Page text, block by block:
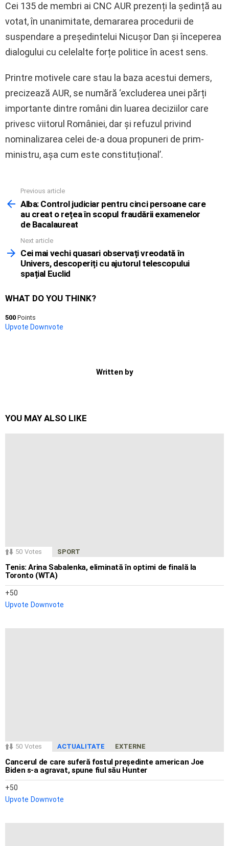
Cei 135 de membri ai CNC AUR prezenți la ședință au
votat, în unanimitate, demararea procedurii de
suspendare a președintelui Nicușor Dan și începerea
dialogului cu celelalte forțe politice în acest sens.
Printre motivele care stau la baza acestui demers,
precizează AUR, se numără ‘excluderea unei părți
importante dintre români din luarea deciziilor care
privesc viitorul României, dar și refuzul privind
nominalizarea celei de-a doua propuneri de prim-
ministru, așa cum este constituțional’.
more
Previous article
Alba: Control judiciar pentru cinci persoane care
au creat o rețea în scopul fraudării examenelor
de Bacalaureat
Next article
Cei mai vechi quasari observați vreodată în
Univers, descoperiți cu ajutorul telescopului
spațial Euclid
WHAT DO YOU THINK?
500 Points
Upvote Downvote
Written by
YOU MAY ALSO LIKE
50 Votes SPORT
Tenis: Arina Sabalenka, eliminată în optimi de finală la
Toronto (WTA)
50
Upvote Downvote
50 Votes ACTUALITATE EXTERNE
Cancerul de care suferă fostul președinte american Joe
Biden s-a agravat, spune fiul său Hunter
50
Upvote Downvote